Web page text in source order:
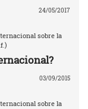
24/05/2017
sobre la
03/09/2015
sobre la